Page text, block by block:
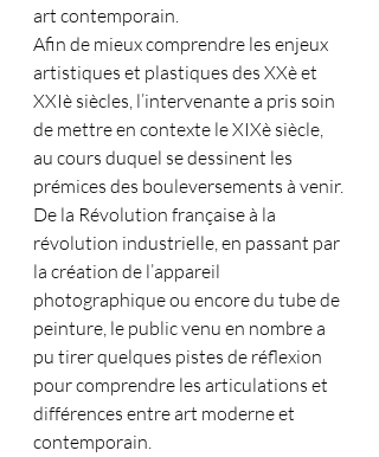
art contemporain.
Afin de mieux comprendre les enjeux
artistiques et plastiques des XXè et
XXIè siècles, l’intervenante a pris soin
de mettre en contexte le XIXè siècle,
au cours duquel se dessinent les
prémices des bouleversements à venir.
De la Révolution française à la
révolution industrielle, en passant par
la création de l’appareil
photographique ou encore du tube de
peinture, le public venu en nombre a
pu tirer quelques pistes de réflexion
pour comprendre les articulations et
différences entre art moderne et
contemporain.